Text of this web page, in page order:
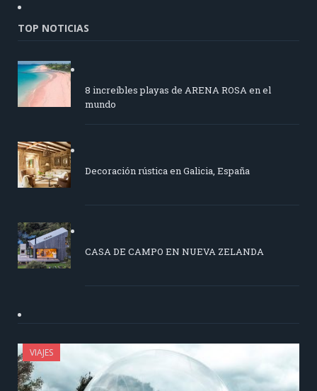
TOP NOTICIAS
8 increíbles playas de ARENA ROSA en el
mundo
Decoración rústica en Galicia, España
CASA DE CAMPO EN NUEVA ZELANDA
VIAJES